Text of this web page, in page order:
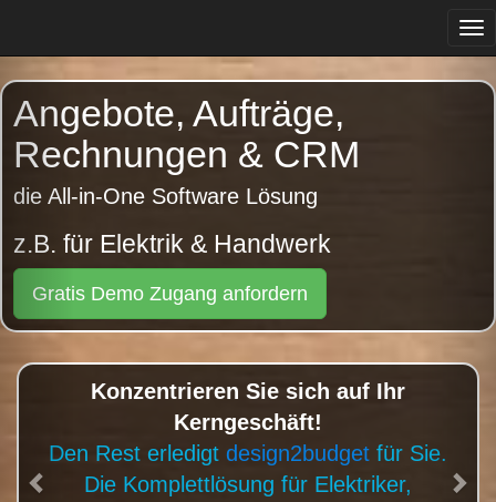
Angebote, Aufträge,
Rechnungen & CRM
die All-in-One Software Lösung
z.B. für Gärtner & Gartengestalter
Gratis Demo Zugang anfordern
Konzentrieren Sie sich auf Ihr
Kerngeschäft!
Den Rest erledigt design2budget für Sie.
Die Komplettlösung für Gärtner, Floristen,